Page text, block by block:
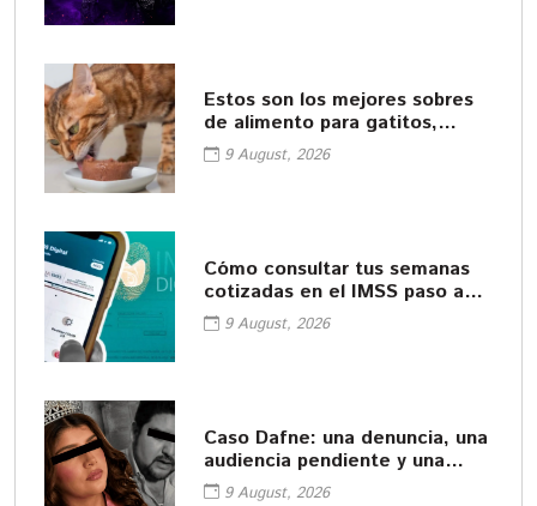
Estos son los mejores sobres
de alimento para gatitos,
según Profeco
9 August, 2026
Cómo consultar tus semanas
cotizadas en el IMSS paso a
paso9 August, 2026
Caso Dafne: una denuncia, una
audiencia pendiente y una
muerte
9 August, 2026